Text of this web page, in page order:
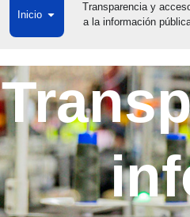
Inicio Open InicioTransparencia y
a la información